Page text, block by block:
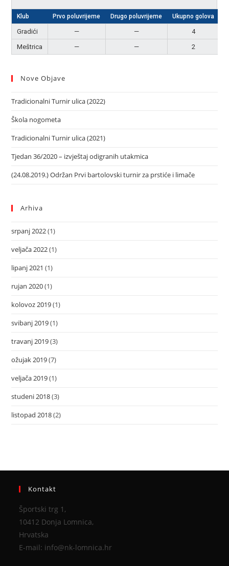
Klub Prvo poluvrijeme Drugo poluvrijeme Ukupno golova
Gradići — — 4
Meštrica
— — 2
Nove Objave
Tradicionalni Turnir ulica (2022)
Škola nogometa
Tradicionalni Turnir ulica (2021)
Tjedan 36/2020 – izvještaj odigranih utakmica
(24.08.2019.) Održan Prvi bartolovski turnir za prstiće i limače
Arhiva
srpanj 2022(1)
veljača 2022(1)
lipanj 2021 (1)
rujan 2020(1)
kolovoz 2019(1)
svibanj 2019(1)
travanj 2019(3)
ožujak 2019(7)
veljača 2019(1)
studeni 2018(3)
listopad 2018(2)
Kontakt
Športski trg 1,
10412 Donja Lomnica,
Hrvatska
E-mail: info@nk-lomnica.hr